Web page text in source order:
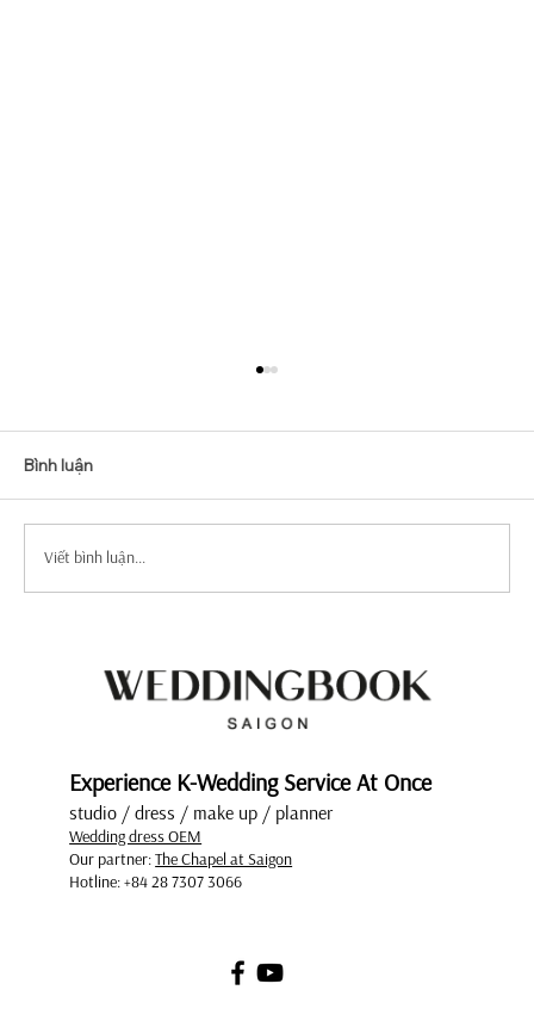
Sang Trọng Và Quý Phái
Bình luận
Viết bình luận...
Experience K-Wedding Service At Once
studio / dress / make up / planner
Wedding dress OEM
Our partner:The Chapel at Saigon
Hotline: +84 28 7307 3066